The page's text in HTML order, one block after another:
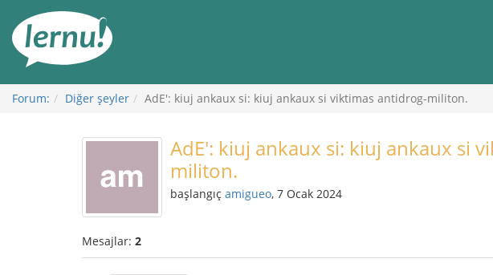
Görüntüleme
Forum: Diğer şeyler AdE': kiuj ankaux si: kiuj ankaux si viktimas antidrog-militon.
AdE': kiuj ankaux si: kiuj ankaux si
militon.
başlangıç amigueo, 7 Ocak 2024
Mesajlar: 2